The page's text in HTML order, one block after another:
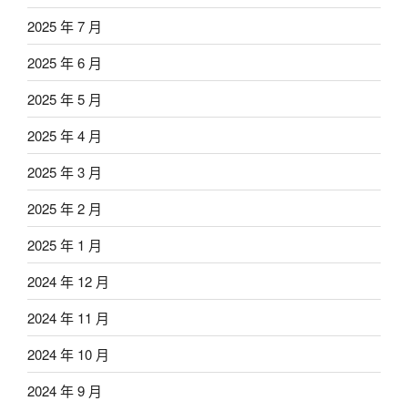
2025 年 7 月
2025 年 6 月
2025 年 5 月
2025 年 4 月
2025 年 3 月
2025 年 2 月
2025 年 1 月
2024 年 12 月
2024 年 11 月
2024 年 10 月
2024 年 9 月